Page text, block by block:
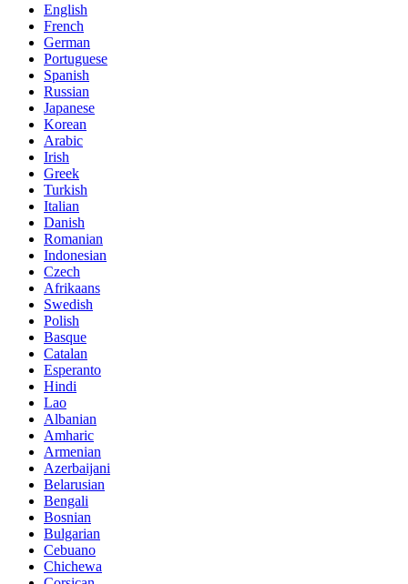
English
French
German
Portuguese
Spanish
Russian
Japanese
Korean
Arabic
Irish
Greek
Turkish
Italian
Danish
Romanian
Indonesian
Czech
Afrikaans
Swedish
Polish
Basque
Catalan
Esperanto
Hindi
Lao
Albanian
Amharic
Armenian
Azerbaijani
Belarusian
Bengali
Bosnian
Bulgarian
Cebuano
Chichewa